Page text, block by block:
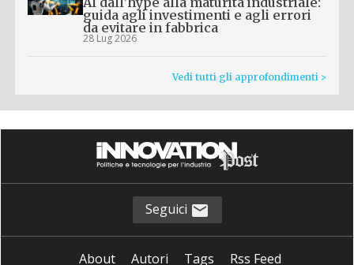
guida agli investimenti e agli errori
da evitare in fabbrica
28 Lug 2026
Vedi tutti gli approfondimenti >
Seguici
About Autori Tags Rss Feed